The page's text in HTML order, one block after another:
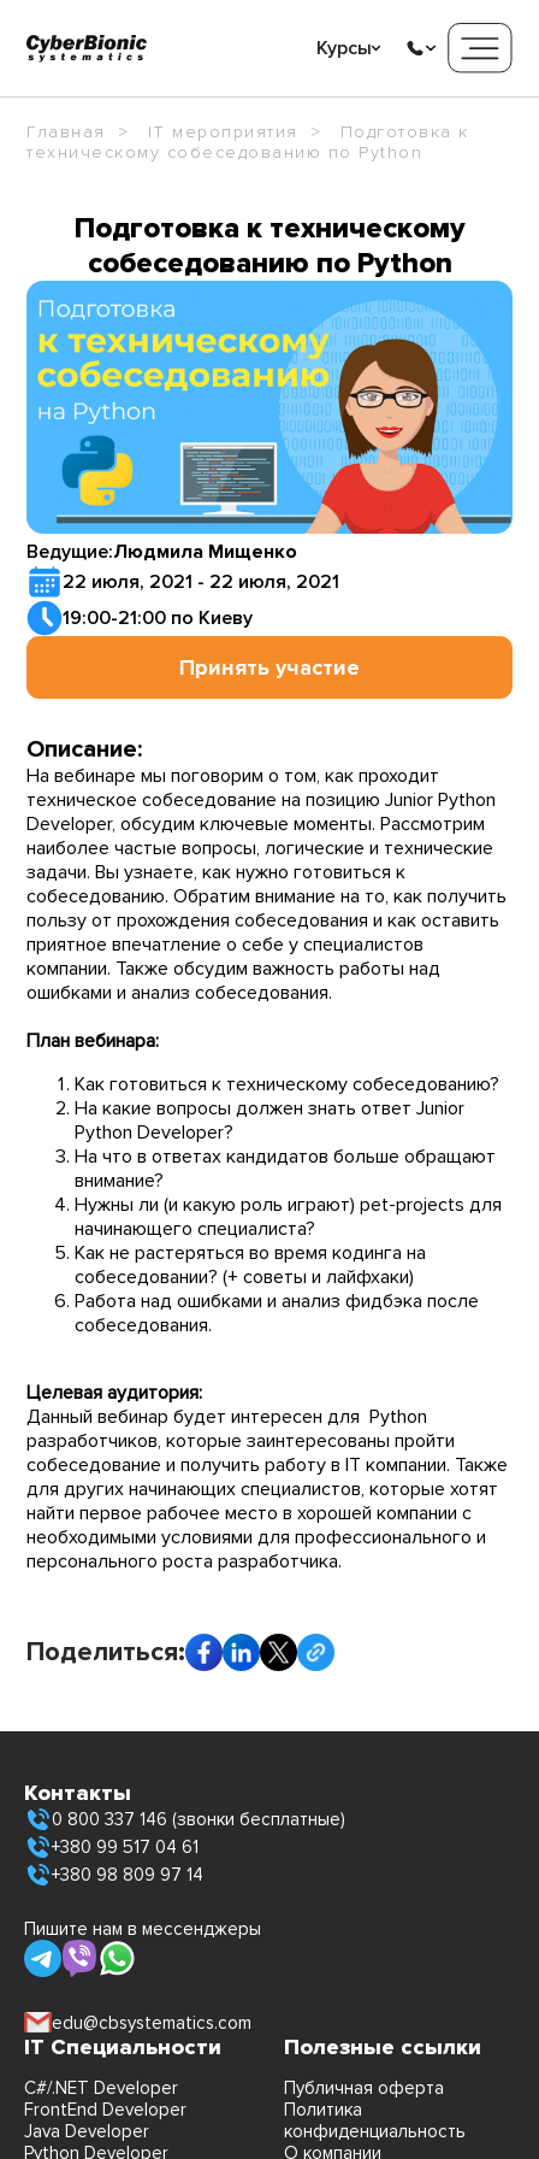
Курсы
Главная IT мероприятия
Подготовка к
техническому собеседованию по Python
Подготовка к техническому
собеседованию по Python
22 июля, 2021 - 22 июля, 2021
19:00-21:00 по Киеву
Ведущие:Людмила Мищенко
Принять участие
Описание:
На вебинаре мы поговорим о том, как проходит
техническое собеседование на позицию Junior Python
Developer, обсудим ключевые моменты. Рассмотрим
наиболее частые вопросы, логические и технические
задачи. Вы узнаете, как нужно готовиться к
собеседованию. Обратим внимание на то, как получить
пользу от прохождения собеседования и как оставить
приятное впечатление о себе у специалистов
компании. Также обсудим важность работы над
ошибками и анализ собеседования.
План вебинара:
Как готовиться к техническому собеседованию?
На какие вопросы должен знать ответ Junior
Python Developer?
На что в ответах кандидатов больше обращают
внимание?
Нужны ли (и какую роль играют) pet-projects для
начинающего специалиста?
Как не растеряться во время кодинга на
собеседовании? (+ советы и лайфхаки)
Работа над ошибками и анализ фидбэка после
собеседования.
Целевая аудитория:
Данный вебинар будет интересен для Python
разработчиков, которые заинтересованы пройти
собеседование и получить работу в IT компании. Также
для других начинающих специалистов, которые хотят
найти первое рабочее место в хорошей компании с
необходимыми условиями для профессионального и
персонального роста разработчика.
Поделиться:
Контакты
0 800 337 146 (звонки бесплатные)
+380 99 517 04 61
+380 98 809 97 14
Пишите нам в мессенджеры
edu@cbsystematics.com
IT Специальности
C#/.NET Developer
FrontEnd Developer
Java Developer
Python Developer
Полезные ссылки
Публичная оферта
Политика
конфиденциальность
О компании